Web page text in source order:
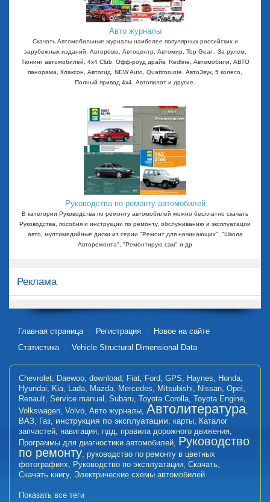
Авто журналы
Скачать Автомобильные журналы наиболее популярных российских и
зарубежных изданий: Авторевю, Автоцентр, Автомир, Top Gear , За рулем,
Тюнинг автомобилей, 4x4 Club, Офф-роуд драйв, Redline, Автомобили, АВТО
панорама, Клаксон, Автогид, NEW Auto, Quattroruote, АвтоЗвук, 5 колесо,
Полный привод 4х4, Автопилот и другие.
Руководства по ремонту автомобилей
В категории Руководства по ремонту автомобилей можно бесплатно скачать
Руководства, пособия и инструкции по ремонту, обслуживанию и эксплуатации
авто, мултимедийные диски из серии "Ремонт для начинающих", "Школа
Авторемонта", "Ремонтирую сам" и др
Реклама
Главная страница Регистрация
Новое на сайте
Статистика
Vehicle Structural Dimensional Data
Chevrolet, Daewoo, download, Fiat, Ford, GPS, Haynes, Honda,
Hyundai, Kia, Lada, Mazda, Mercedes, Mitsubishi, Nissan, Opel ,
Renault, Service manual , Subaru, Toyota Corolla, Toyota Engine,
Volkswagen, Volvo, Авто журналы, Автолитература,
ВАЗ, Газ, инструкция по эксплуатации, карты, Каталог
запчастей, навигация, пдд, правила дорожного движения,
Программы для диагностики автомобилей, Руководство
по ремонту, руководство по ремонту в цветных
фотографиях, Руководство по эксплуатации, Скачать,
Скачать книгу, Электрические схемы автомобилей
Показать все теги